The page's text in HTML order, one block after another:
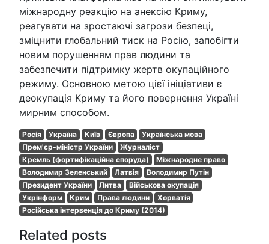
міжнародну реакцію на анексію Криму,
реагувати на зростаючі загрози безпеці,
зміцнити глобальний тиск на Росію, запобігти
новим порушенням прав людини та
забезпечити підтримку жертв окупаційного
режиму. Основною метою цієї ініціативи є
деокупація Криму та його повернення Україні
мирним способом.
Росія Україна Київ Європа
Українська мова
Прем'єр-міністр України
Журналіст
Кремль (фортифікаційна споруда)
Міжнародне право
Володимир Зеленський
Латвія
Володимир Путін
Президент України
Литва
Військова окупація
Укрінформ
Крим Права людини
Хорватія
Російська інтервенція до Криму (2014)
Related posts